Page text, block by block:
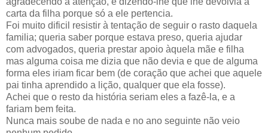
carta da filha porque só a ele pertencia.
Foi muito dificil resistir à tentação de seguir o rasto daquela
familia; queria saber porque estava preso, queria ajudar
com advogados, queria prestar apoio àquela mãe e filha
mas alguma coisa me dizia que não devia e que de alguma
forma eles iriam ficar bem (de coração que achei que aquele
pai tinha aprendido a lição, qualquer que ela fosse).
Achei que o resto da história seriam eles a fazê-la, e a
fariam bem feita.
Nunca mais soube de nada e no ano seguinte não veio